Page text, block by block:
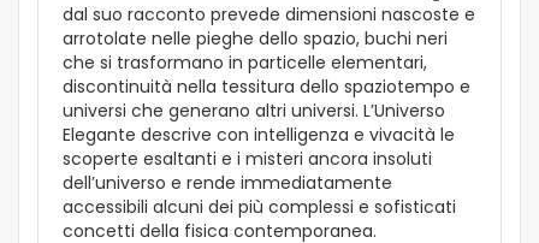
dal suo racconto prevede dimensioni nascoste e
arrotolate nelle pieghe dello spazio, buchi neri
che si trasformano in particelle elementari,
discontinuità nella tessitura dello spaziotempo e
universi che generano altri universi. L’Universo
Elegante descrive con intelligenza e vivacità le
scoperte esaltanti e i misteri ancora insoluti
dell’universo e rende immediatamente
accessibili alcuni dei più complessi e sofisticati
concetti della fisica contemporanea.